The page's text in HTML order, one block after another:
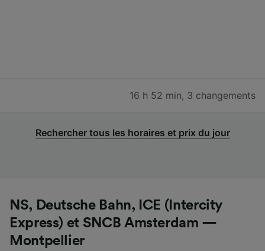
16 h 52 min, 3 changements
Rechercher tous les horaires et prix du jour
NS, Deutsche Bahn, ICE (Intercity
Express) et SNCB Amsterdam —
Montpellier